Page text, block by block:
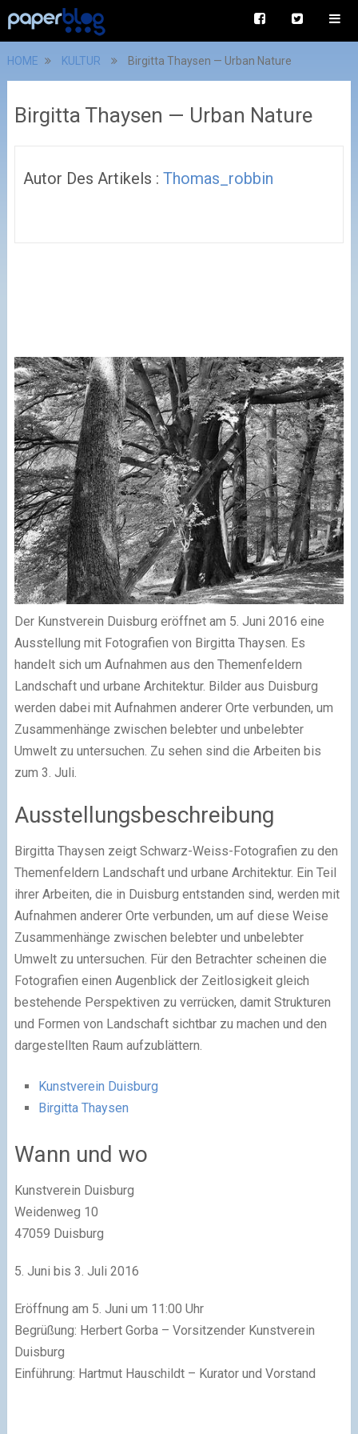
HOME KULTUR Birgitta Thaysen — Urban Nature
Birgitta Thaysen — Urban Nature
Autor Des Artikels : Thomas_robbin
Der Kunstverein Duisburg eröffnet am 5. Juni 2016 eine
Ausstellung mit Fotografien von Birgitta Thaysen. Es
handelt sich um Aufnahmen aus den Themenfeldern
Landschaft und urbane Architektur. Bilder aus Duisburg
werden dabei mit Aufnahmen anderer Orte verbunden, um
Zusammenhänge zwischen belebter und unbelebter
Umwelt zu untersuchen. Zu sehen sind die Arbeiten bis
zum 3. Juli.
Ausstellungsbeschreibung
Birgitta Thaysen zeigt Schwarz-Weiss-Fotografien zu den
Themenfeldern Landschaft und urbane Architektur. Ein Teil
ihrer Arbeiten, die in Duisburg entstanden sind, werden mit
Aufnahmen anderer Orte verbunden, um auf diese Weise
Zusammenhänge zwischen belebter und unbelebter
Umwelt zu untersuchen. Für den Betrachter scheinen die
Fotografien einen Augenblick der Zeitlosigkeit gleich
bestehende Perspektiven zu verrücken, damit Strukturen
und Formen von Landschaft sichtbar zu machen und den
dargestellten Raum aufzublättern.
Kunstverein Duisburg
Birgitta Thaysen
Wann und wo
Kunstverein Duisburg
Weidenweg 10
47059 Duisburg
5. Juni bis 3. Juli 2016
Eröffnung am 5. Juni um 11:00 Uhr
Begrüßung: Herbert Gorba – Vorsitzender Kunstverein
Duisburg
Einführung: Hartmut Hauschildt – Kurator und Vorstand